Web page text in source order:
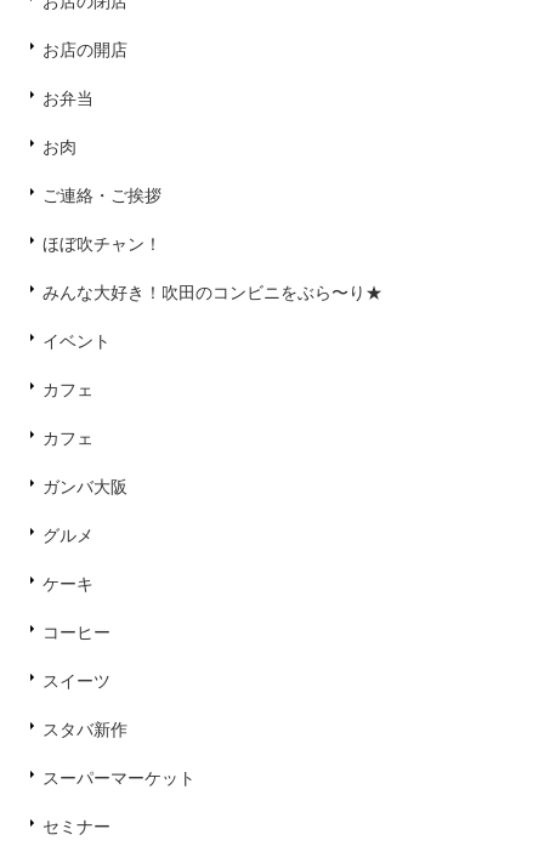
お店の開店
お弁当
お肉
ご連絡・ご挨拶
ほぼ吹チャン！
みんな大好き！吹田のコンビニをぶら〜り★
イベント
カフェ
カフェ
ガンバ大阪
グルメ
ケーキ
コーヒー
スイーツ
スタバ新作
スーパーマーケット
セミナー